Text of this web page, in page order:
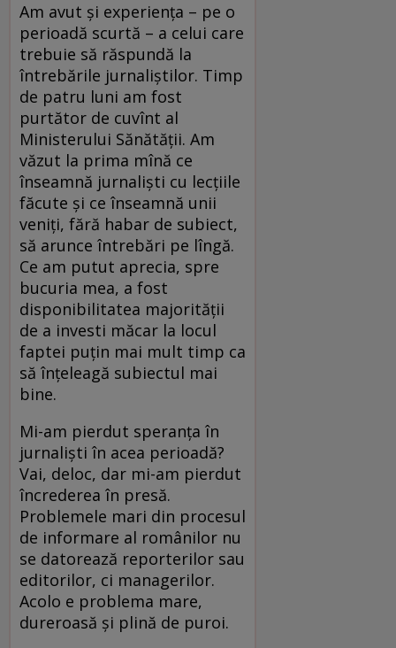
Am avut și experiența – pe o
perioadă scurtă – a celui care
trebuie să răspundă la
întrebările jurnaliștilor. Timp
de patru luni am fost
purtător de cuvînt al
Ministerului Sănătății. Am
văzut la prima mînă ce
înseamnă jurnaliști cu lecțiile
făcute și ce înseamnă unii
veniți, fără habar de subiect,
să arunce întrebări pe lîngă.
Ce am putut aprecia, spre
bucuria mea, a fost
disponibilitatea majorității
de a investi măcar la locul
faptei puțin mai mult timp ca
să înțeleagă subiectul mai
bine.
Mi-am pierdut speranța în
jurnaliști în acea perioadă?
Vai, deloc, dar mi-am pierdut
încrederea în presă.
Problemele mari din procesul
de informare al românilor nu
se datorează reporterilor sau
editorilor, ci managerilor.
Acolo e problema mare,
dureroasă și plină de puroi.